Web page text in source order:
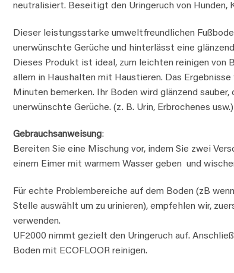
neutralisiert. Beseitigt den Uringeruch von Hunden,
Dieser leistungsstarke umweltfreundlichen
unerwünschte Gerüche und hinterlässt eine
Dieses Produkt ist ideal, zum leichten reinigen von
allem in Haushalten mit Haustieren. Das Ergebnisse
Minuten bemerken. Ihr Boden wird glänzend sauber,
unerwünschte Gerüche. (z. B. Urin, Erbrochenes usw.)
Gebrauchsanweisung:
Bereiten Sie eine Mischung vor, indem Sie zwei
einem Eimer mit warmem Wasser geben und
Für echte Problembereiche auf dem Boden (zB
Stelle auswählt um zu urinieren), empfehlen wir,
verwenden.
UF2000 nimmt gezielt den Uringeruch auf.
Boden mit ECOFLOOR reinigen.